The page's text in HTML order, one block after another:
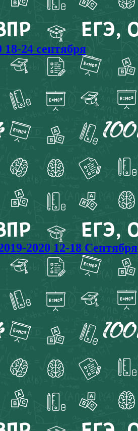
24 сентября
2020 12-18 Сентября